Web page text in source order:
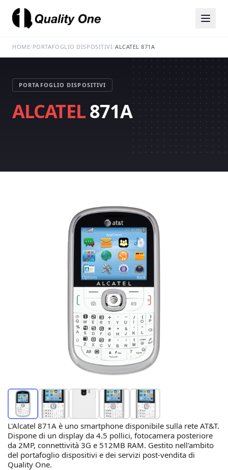
HOME/PORTAFOGLIO DISPOSITIVI/ALCATEL 871A
PORTAFOGLIO DISPOSITIVI
ALCATEL871A
L'Alcatel 871A è uno smartphone disponibile sulla rete AT&T.
Dispone di un display da 4.5 pollici, fotocamera posteriore
da 2MP, connettività 3G e 512MB RAM. Gestito nell'ambito
del portafoglio dispositivi e dei servizi post-vendita di
Quality One.